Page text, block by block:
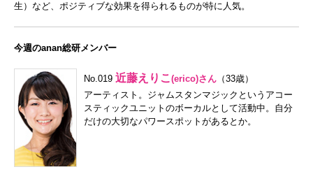
生）など、ポジティブな効果を得られるものが特に人気。
今週のanan総研メンバー
No.019 近藤えりこ (erico)さん （33歳）
アーティスト。ジャムスタンマジックというアコー
スティックユニットのボーカルとして活動中。自分
だけの大切なパワースポットがあるとか。